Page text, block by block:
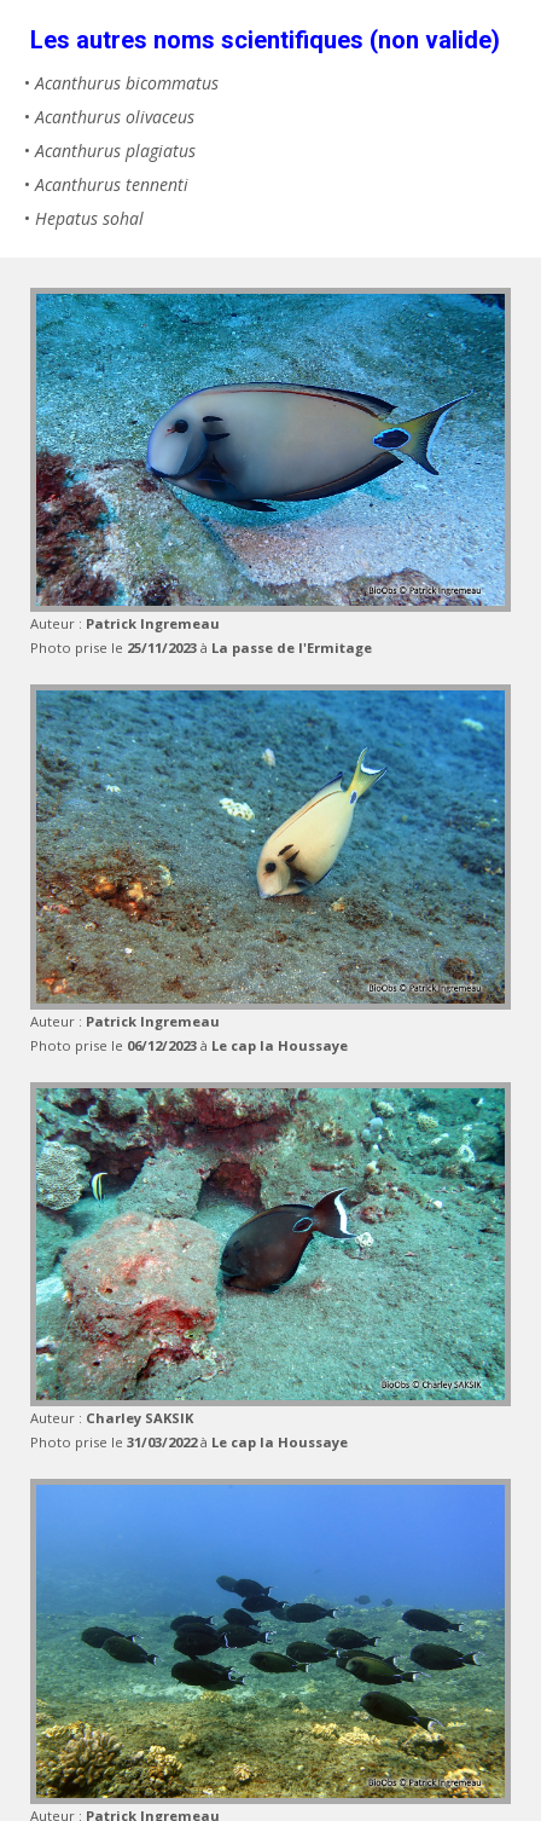
Les autres noms scientifiques (non valide)
• Acanthurus bicommatus
• Acanthurus olivaceus
• Acanthurus plagiatus
• Acanthurus tennenti
• Hepatus sohal
Auteur : Patrick Ingremeau
Photo prise le 25/11/2023 à La passe de l'Ermitage
Auteur : Patrick Ingremeau
Photo prise le 06/12/2023 à Le cap la Houssaye
Auteur : Charley SAKSIK
Photo prise le 31/03/2022à Le cap la Houssaye
Auteur : Patrick Ingremeau